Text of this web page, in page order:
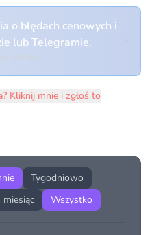
o błędach cenowych i
lub Telegramie.
Kliknij mnie i zgłoś to
Tygodniowo
miesiąc Wszystko